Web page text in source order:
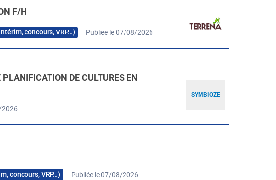
F/H
concours, VRP…) Publiée le 07/08/2026
SYMBIOZE
DE CULTURES EN
2026
concours, VRP…) Publiée le 07/08/2026